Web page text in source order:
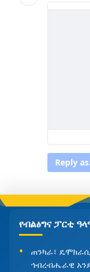
Reply
የብልፅግና ፓርቲ
ጠንካራ፣
ኅብረብሔራዊ